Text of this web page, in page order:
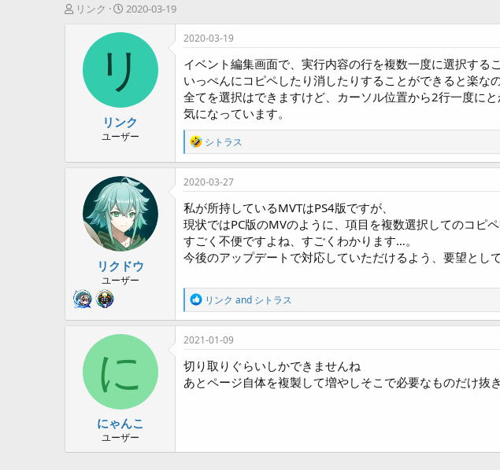
T
e
リンク
開
日
2020-03-19
リ
リンク
ユーザー
2020-03-19
イベント編集画面で、実行内容の行を複数一度に選択する
いっぺんにコピペしたり消したりすることができると楽な
全てを選択はできますけど、カーソル位置から2行一度に
気になっています。
R
e
a
c
i
o
n
s
:
シトラス
リクドウ
ユーザー
2020-03-27
私が所持しているMVTはPS4版ですが、
現状ではPC版のMVのように、項目を複数選択してのコピペ
すごく不便ですよね、すごくわかります…。
今後のアップデートで対応していただけるよう、要望とし
R
e
a
i
o
n
リンク and シトラス
に
にゃんこ
ユーザー
2021-01-09
切り取りぐらいしかできませんね
あとページ自体を複製して増やしそこで必要なものだけ抜